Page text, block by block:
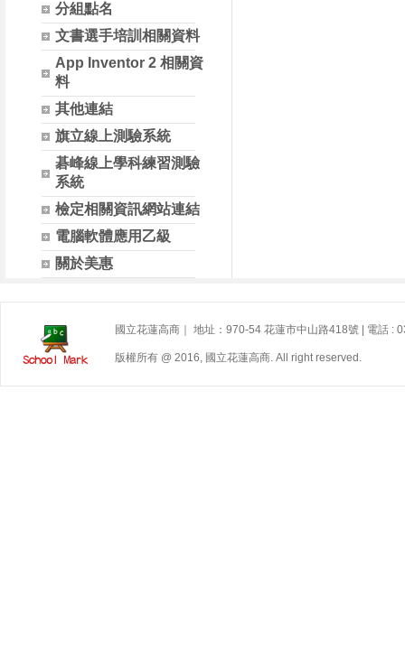
分組點名
文書選手培訓相關資料
App Inventor 2 相關資
料
其他連結
旗立線上測驗系統
碁峰線上學科練習測驗
系統
檢定相關資訊網站連結
電腦軟體應用乙級
關於美惠
國立花蓮高商｜ 地址：970-54 花蓮市中山路418號 | 電話 :
版權所有 @ 2016, 國立花蓮高商. All right reserved.